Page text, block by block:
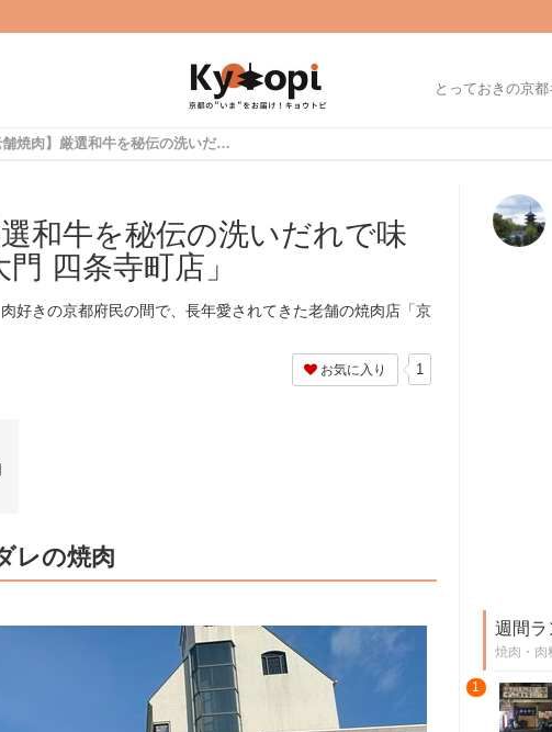
とっておきの京都
【京都老舗焼肉】厳選和牛を秘伝の洗いだれで味わう「京都焼肉 南大門 四条寺町店」
選和牛を秘伝の洗いだれで味
四条寺町店」
好きの京都府民の間で、長年愛されてきた老舗の焼肉店「京
お気に入り 1
レの焼肉
週間ラ
焼肉・肉
1